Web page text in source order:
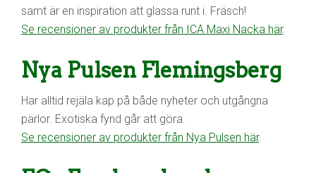
samt är en inspiration att glassa runt i. Fräsch!
Se recensioner av produkter från ICA Maxi Nacka här.
Nya Pulsen Flemingsberg
Har alltid rejäla kap på både nyheter och utgångna
pärlor. Exotiska fynd går att göra.
Se recensioner av produkter från Nya Pulsen här.